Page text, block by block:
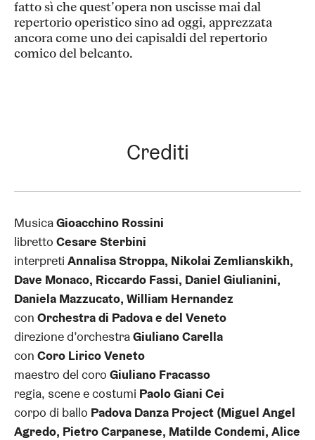
fatto sì che quest’opera non uscisse mai dal
repertorio operistico sino ad oggi, apprezzata
ancora come uno dei capisaldi del repertorio
comico del belcanto.
Crediti
MusicaGioacchino Rossini
libretto Cesare Sterbini
interpreti Annalisa Stroppa, Nikolai Zemlianskikh,
Dave Monaco, Riccardo Fassi, Daniel Giulianini,
Daniela Mazzucato, William Hernandez
con Orchestra di Padova e del Veneto
direzione d’orchestraGiuliano Carella
con Coro Lirico Veneto
maestro del coro Giuliano Fracasso
regia, scene e costumi Paolo Giani Cei
corpo di ballo Padova Danza Project (Miguel Angel
Agredo, Pietro Carpanese, Matilde Condemi, Alice